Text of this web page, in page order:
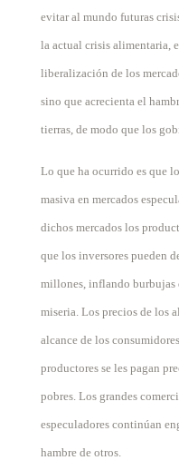
evitar al mundo futuras
la actual crisis alimentaria,
liberalización de los
sino que acrecienta el
tierras, de modo que los
Lo que ha ocurrido es que
masiva en mercados
dichos mercados los
que los inversores pueden
millones, inflando burbujas
miseria. Los precios de los
alcance de los
productores se les pagan
pobres. Los grandes
especuladores continúan
hambre de otros.